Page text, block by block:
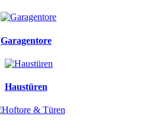
Garagentore
Haustüren